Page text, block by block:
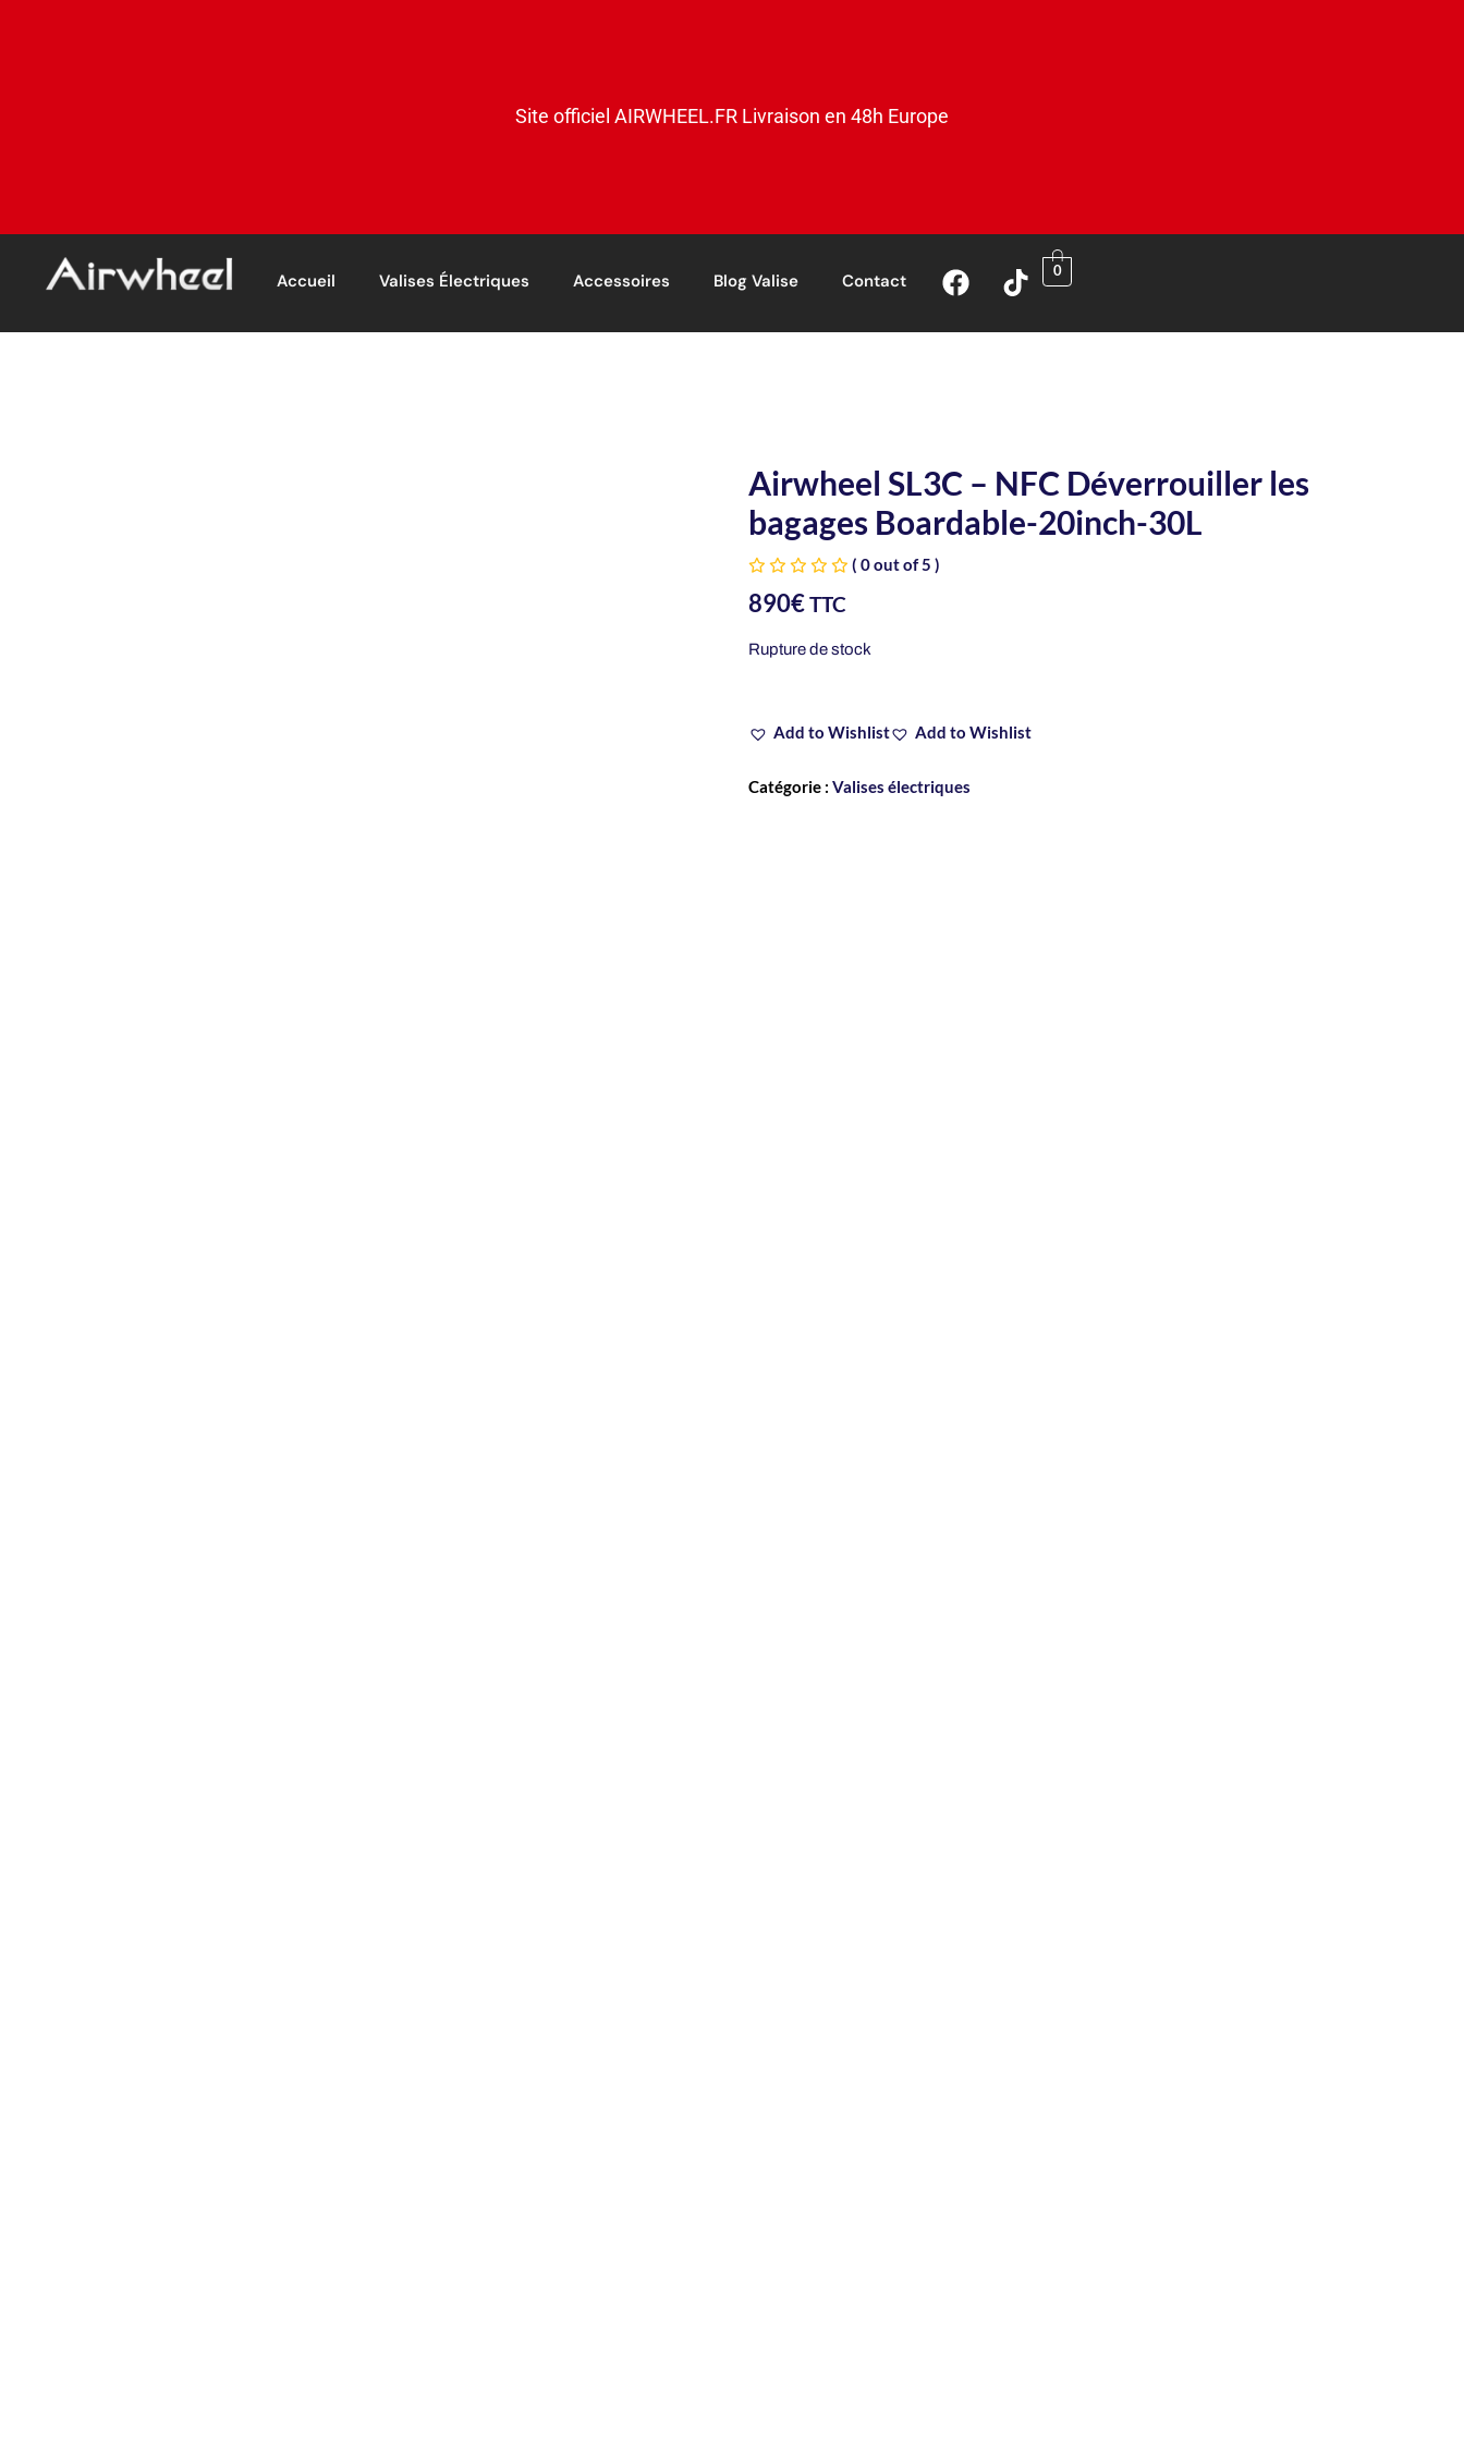
Site officiel AIRWHEEL.FR Livraison en 48h Europe
Accueil Valises Électriques Accessoires Blog Valise Contact 0
Airwheel SL3C – NFC Déverrouiller les
bagages Boardable-20inch-30L
( 0 out of 5 )
890€TTC
Rupture de stock
Add to Wishlist Add to Wishlist
Catégorie : Valises électriques